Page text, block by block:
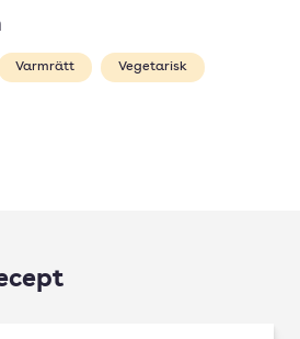
Varmrätt Vegetarisk